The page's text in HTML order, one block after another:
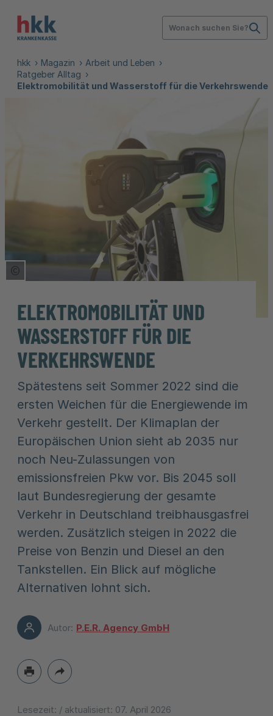
Wonach suchen Sie?
hkk Magazin
Arbeit und Leben
Ratgeber Alltag
Elektromobilität und Wasserstoff für die Verkehrswende
Copyright Tooltip öffnen
ELEKTROMOBILITÄT UND
WASSERSTOFF FÜR DIE
VERKEHRSWENDE
Spätestens seit Sommer 2022 sind die
ersten Weichen für die Energiewende im
Verkehr gestellt. Der Klimaplan der
Europäischen Union sieht ab 2035 nur
noch Neu-Zulassungen von
emissionsfreien Pkw vor. Bis 2045 soll
laut Bundesregierung der gesamte
Verkehr in Deutschland treibhausgasfrei
werden. Zusätzlich steigen in 2022 die
Preise von Benzin und Diesel an den
Tankstellen. Ein Blick auf mögliche
Alternativen lohnt sich.
Autor: P.E.R. Agency GmbH
Lesezeit: / aktualisiert: 07. April 2026